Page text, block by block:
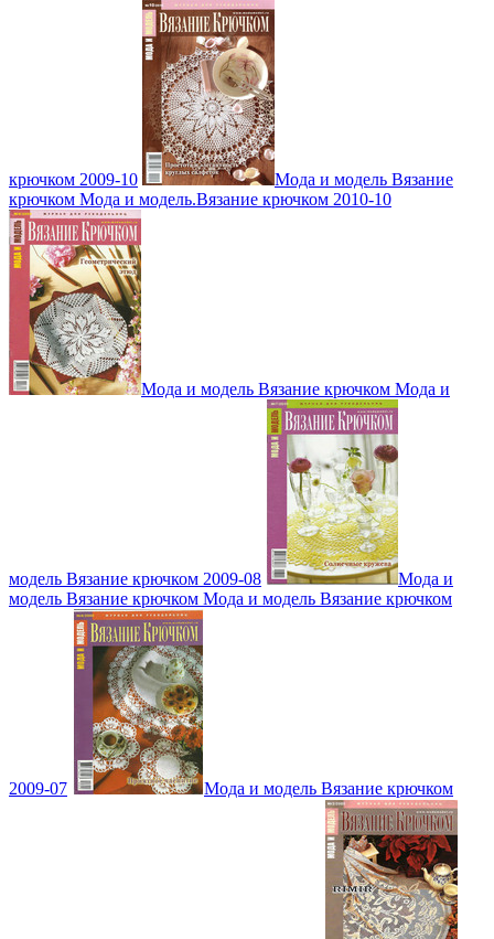
крючком 2009-10
Мода и модель Вязание
крючком Мода и модель.Вязание крючком 2010-10
Мода и модель Вязание крючком Мода и
модель Вязание крючком 2009-08
Мода и
модель Вязание крючком Мода и модель Вязание крючком
2009-07 Мода и модель Вязание крючком